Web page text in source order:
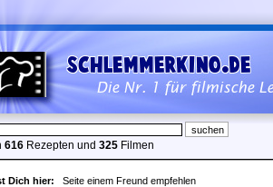
616 Rezepten und 325 Filmen
Dich hier: Seite einem Freund empfehlen